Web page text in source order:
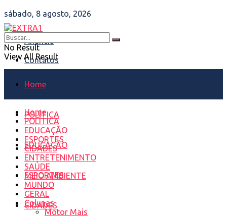
sábado, 8 agosto, 2026
Anuncie
Contatos
No Result
View All Result
Home
POLÍTICA
EDUCAÇÃO
ESPORTES
CIDADES
Home
POLÍTICA
EDUCAÇÃO
ESPORTES
CIDADES
ENTRETENIMENTO
SAÚDE
MEIO AMBIENTE
MUNDO
GERAL
Colunas
Motor Mais